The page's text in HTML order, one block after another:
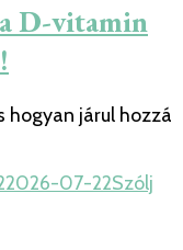
a D-vitamin
hogyan járul hozzá
2026-07-22Szólj